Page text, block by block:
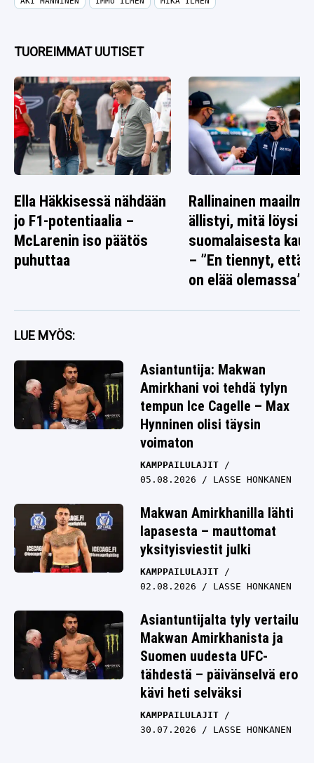
TUOREIMMAT UUTISET
Ella Häkkisessä nähdään
jo F1-potentiaalia –
McLarenin iso päätös
puhuttaa
Rallinainen
ällistyi, mitä löysi
suomalaisesta
– ”En tiennyt, että
on elää olemassa”
LUE MYÖS:
Asiantuntija: Makwan
Amirkhani voi tehdä tylyn
tempun Ice Cagelle – Max
Hynninen olisi täysin
voimaton
KAMPPAILULAJIT
05.08.2026
LASSE HONKANEN
Makwan Amirkhanilla lähti
lapasesta – mauttomat
yksityisviestit julki
KAMPPAILULAJIT
02.08.2026
LASSE HONKANEN
Asiantuntijalta tyly vertailu
Makwan Amirkhanista ja
Suomen uudesta UFC-
tähdestä – päivänselvä ero
kävi heti selväksi
KAMPPAILULAJIT
30.07.2026
LASSE HONKANEN